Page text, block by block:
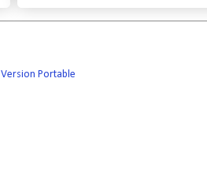
Version Portable